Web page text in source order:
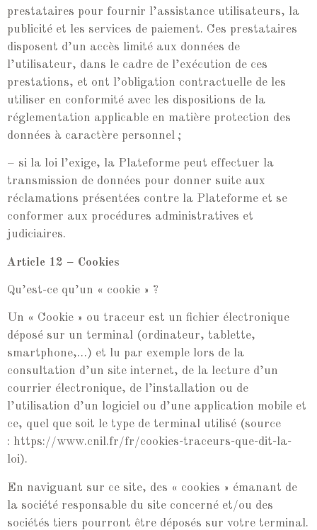
prestataires pour fournir l’assistance utilisateurs, la
publicité et les services de paiement. Ces prestataires
disposent d’un accès limité aux données de
l’utilisateur, dans le cadre de l’exécution de ces
prestations, et ont l’obligation contractuelle de les
utiliser en conformité avec les dispositions de la
réglementation applicable en matière protection des
données à caractère personnel ;
– si la loi l’exige, la Plateforme peut effectuer la
transmission de données pour donner suite aux
réclamations présentées contre la Plateforme et se
conformer aux procédures administratives et
judiciaires.
Article 12 – Cookies
Qu’est-ce qu’un « cookie » ?
Un « Cookie » ou traceur est un fichier électronique
déposé sur un terminal (ordinateur, tablette,
smartphone,…) et lu par exemple lors de la
consultation d’un site internet, de la lecture d’un
courrier électronique, de l’installation ou de
l’utilisation d’un logiciel ou d’une application mobile et
ce, quel que soit le type de terminal utilisé (source
: https://www.cnil.fr/fr/cookies-traceurs-que-dit-la-
loi).
En naviguant sur ce site, des « cookies » émanant de
la société responsable du site concerné et/ou des
sociétés tiers pourront être déposés sur votre terminal.